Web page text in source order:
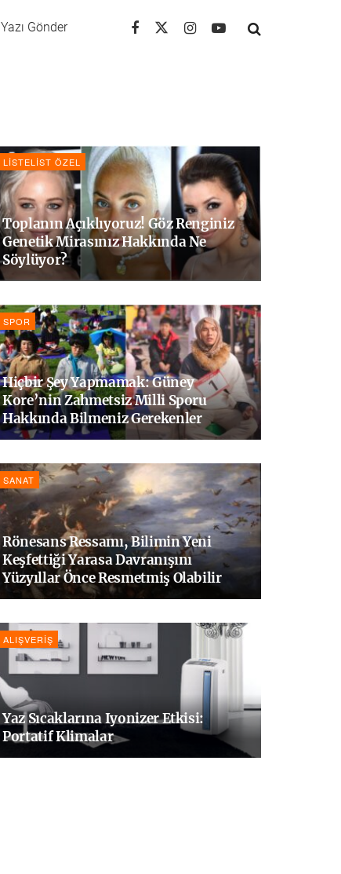
Yazı Gönder
LISTELIST ÖZEL
Toplanın Açıklıyoruz! Göz Renginiz
Genetik Mirasınız Hakkında Ne
Söylüyor?
SPOR
Hiçbir Şey Yapmamak: Güney
Kore’nin Zahmetsiz Milli Sporu
Hakkında Bilmeniz Gerekenler
SANAT
Rönesans Ressamı, Bilimin Yeni
Keşfettiği Yarasa Davranışını
Yüzyıllar Önce Resmetmiş Olabilir
ALIŞVERIŞ
Yaz Sıcaklarına Iyonizer Etkisi:
Portatif Klimalar